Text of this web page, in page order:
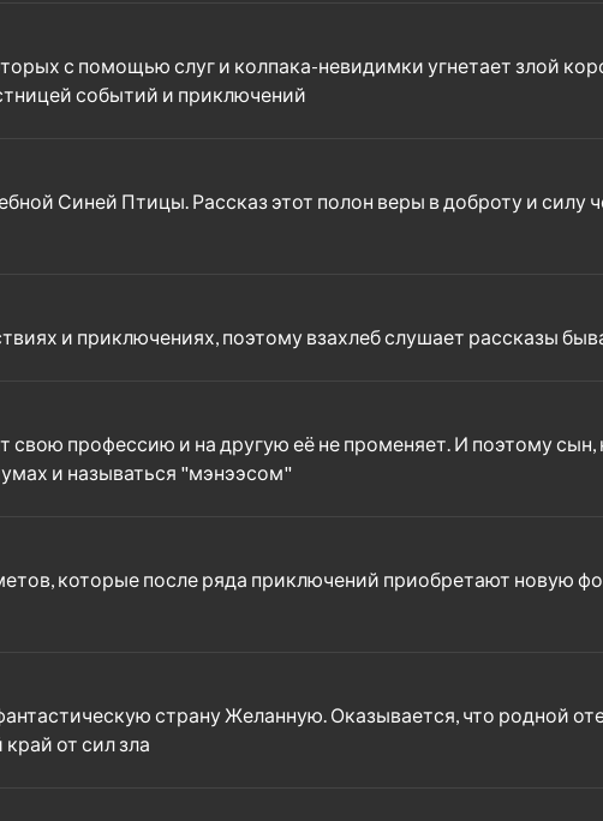
с помощью слуг и колпака-невидимки угнетает злой
событий и приключений
Синей Птицы. Рассказ этот полон веры в доброту и силу
и приключениях, поэтому взахлеб слушает рассказы
профессию и на другую её не променяет. И поэтому сын,
и называться "мэнээсом"
которые после ряда приключений приобретают новую
страну Желанную. Оказывается, что родной
от сил зла